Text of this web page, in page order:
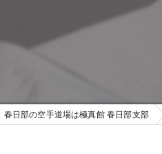
春日部の空手道場は極真館 春日部支部